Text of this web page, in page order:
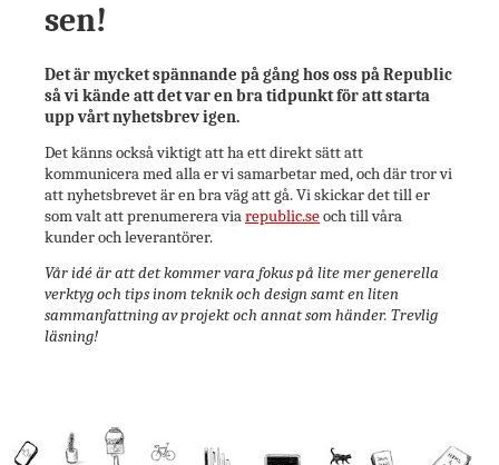
sen!
Det är mycket spännande på gång hos oss på Republic
så vi kände att det var en bra tidpunkt för att starta
upp vårt nyhetsbrev igen.
Det känns också viktigt att ha ett direkt sätt att
kommunicera med alla er vi samarbetar med, och där tror vi
att nyhetsbrevet är en bra väg att gå. Vi skickar det till er
som valt att prenumerera viarepublic.seoch till våra
kunder och leverantörer.
Vår idé är att det kommer vara fokus på lite mer generella
verktyg och tips inom teknik och design samt en liten
sammanfattning av projekt och annat som händer. Trevlig
läsning!